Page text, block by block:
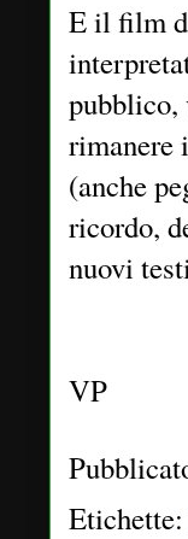
E il film
pubblico,
rimanere
(anche
ricordo,
nuovi
VP
Etichette: